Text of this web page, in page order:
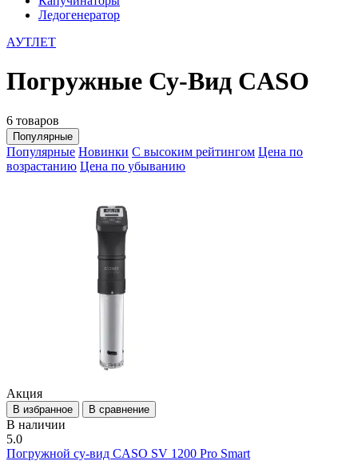
Ледогенератор
АУТЛЕТ
Погружные Су-Вид CASO
6 товаров
Популярные
Популярные Новинки С высоким рейтингом Цена по
возрастанию Цена по убыванию
Акция
В избранное В сравнение
В наличии
5.0
Погружной су-вид CASO SV 1200 Pro Smart